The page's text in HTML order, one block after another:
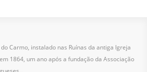
Carmo, instalado nas Ruínas da antiga Igreja
1864, um ano após a fundação da Associação